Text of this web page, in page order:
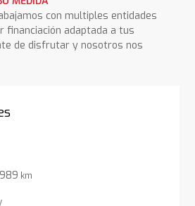
con multiples entidades
financiación adaptada a tus
de disfrutar y nosotros nos
km